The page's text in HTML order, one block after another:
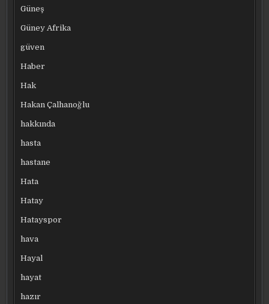
Güneş
Güney Afrika
güven
Haber
Hak
Hakan Çalhanoğlu
hakkında
hasta
hastane
Hata
Hatay
Hatayspor
hava
Hayal
hayat
hazır